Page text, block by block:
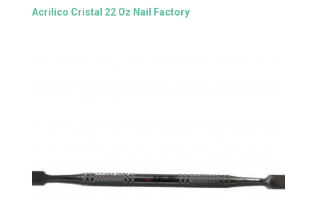
Acrilico Cristal 22 Oz Nail Factory